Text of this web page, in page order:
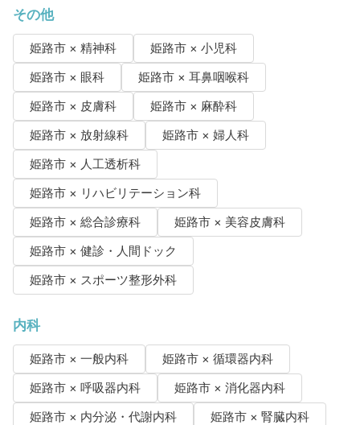
その他
姫路市 × 精神科
姫路市 × 小児科
姫路市 × 眼科
姫路市 × 耳鼻咽喉科
姫路市 × 皮膚科
姫路市 × 麻酔科
姫路市 × 放射線科
姫路市 × 婦人科
姫路市 × 人工透析科
姫路市 × リハビリテーション科
姫路市 × 総合診療科
姫路市 × 美容皮膚科
姫路市 × 健診・人間ドック
姫路市 × スポーツ整形外科
内科
姫路市 × 一般内科
姫路市 × 循環器内科
姫路市 × 呼吸器内科
姫路市 × 消化器内科
姫路市 × 内分泌・代謝内科
姫路市 × 腎臓内科